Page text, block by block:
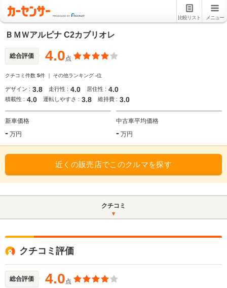
比較リスト メニュー
ＢＭＷアルピナ C2カブリオレ
総合評価 4.0点
クチコミ件数 5件 ｜ その他ランキング -位
デザイン : 3.8 走行性 : 4.0 居住性 : 4.0
積載性 : 4.0 運転しやすさ : 3.8 維持費 : 3.0
新車価格
- 万円
中古車平均価格
- 万円
近くの販売店でこのクルマを探す
クチコミ
クチコミ評価
総合評価 4.0点